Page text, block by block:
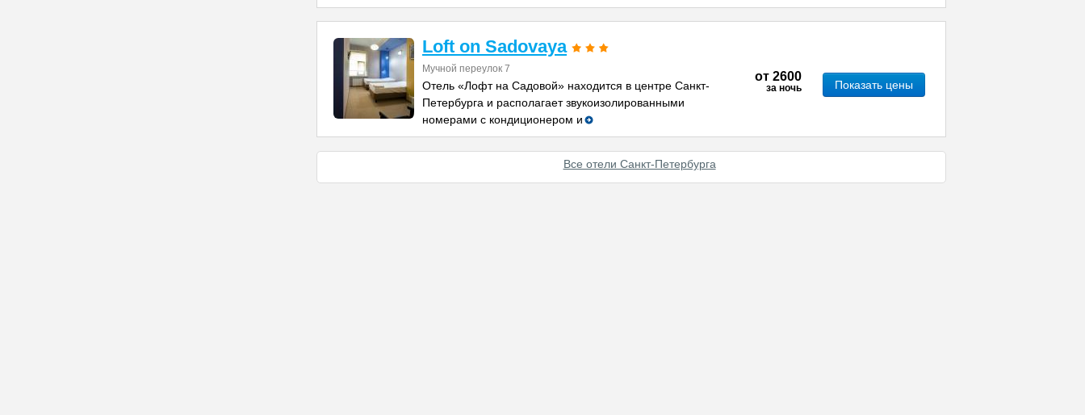
Loft on Sadovaya
Мучной переулок 7
Отель «Лофт на Садовой» находится в центре Санкт-
Петербурга и располагает звукоизолированными
номерами с кондиционером и
от 2600
за ночь Показать цены
Все отели Санкт-Петербурга